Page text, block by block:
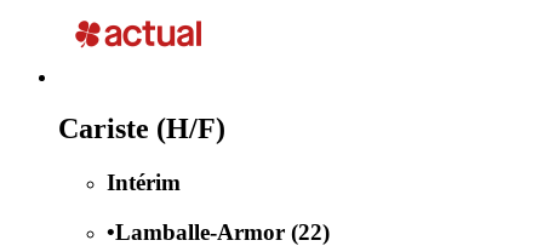
Cariste (H/F)
Intérim
•Lamballe-Armor (22)